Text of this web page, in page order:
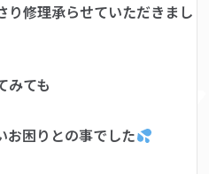
り修理承らせていただきまし
みても
お困りとの事でした